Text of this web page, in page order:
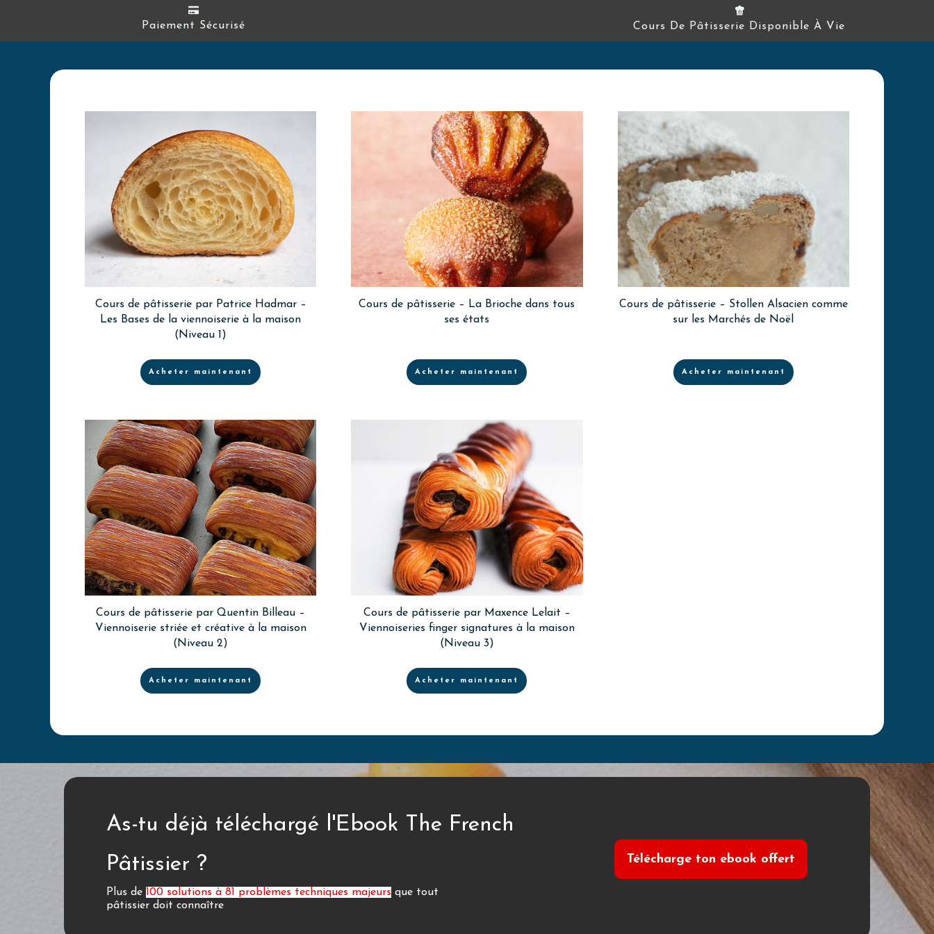
Paiement Sécurisé Cours De Pâtisserie Disponible À Vie
Cours de pâtisserie par Patrice Hadmar –
Les Bases de la viennoiserie à la maison
(Niveau 1)
Acheter maintenant
Cours de pâtisserie – La Brioche dans tous
ses états
Acheter maintenant
Cours de pâtisserie – Stollen Alsacien comme
sur les Marchés de Noël
Acheter maintenant
Cours de pâtisserie par Quentin Billeau –
Viennoiserie striée et créative à la maison
(Niveau 2)
Acheter maintenant
Cours de pâtisserie par Maxence Lelait –
Viennoiseries finger signatures à la maison
(Niveau 3)
Acheter maintenant
As-tu déjà téléchargé l'Ebook The French
Pâtissier ?
Plus de 100 solutions à 81 problèmes techniques majeurs que tout
pâtissier doit connaître
Télécharge ton ebook offert